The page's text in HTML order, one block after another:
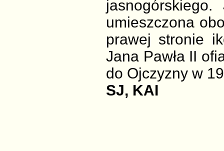
umieszczona
prawej stronie
Jana Pawła II
do Ojczyzny w
SJ, KAI